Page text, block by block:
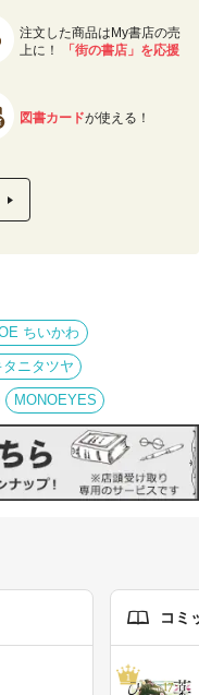
注文した商品はMy書店の売
上に！
「街の書店」を応援
図書カードが使える！
ちいかわ
タニタツヤ
MONOEYES
コミ